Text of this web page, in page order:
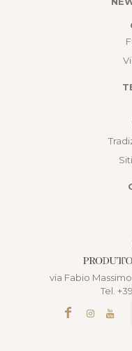
via Fabio
Tel.